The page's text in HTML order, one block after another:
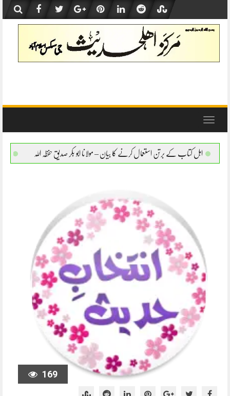
content
Toggle
استعمال کرنے کا بیان – مولانا ابو بکر صدیق حفظہ اللہ اہل کتاب کے برتن استعمال کرنے
169